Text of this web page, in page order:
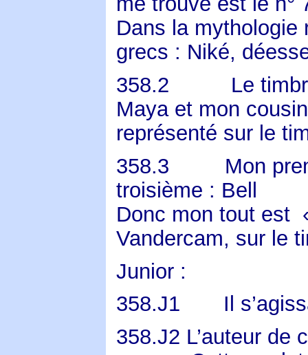
Dans la mythologie
grecs : Niké,
358.2
Le
Maya et mon
représenté sur le
358.3
Mon
troisième : Bell
Donc mon tout est
Vandercam, sur le
Junior :
358.J1
Il
358.J2 L’auteur de